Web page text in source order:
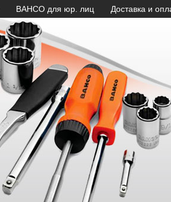
BAHCO для юр. лиц Доставка и